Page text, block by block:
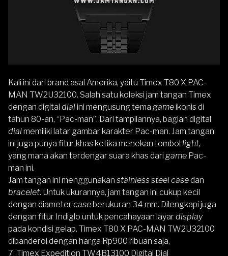
Kali ini dari brand asal Amerika, yaitu Timex T80 X PAC-
MAN TW2U32100. Salah satu koleksi jam tangan Timex
dengan digital dialini mengusung tema gameikonis di
tahun 80-an, “Pac-man”. Dari tampilannya, bagian digital
dialmemiliki latar gambar karakter Pac-man. Jam tangan
ini juga punya fitur khas ketika menekan tombol light,
yang mana akan terdengar suara khas dari game Pac-
man ini.
Jam tangan ini menggunakan stainless steel casedan
bracelet. Untuk ukurannya, jam tangan ini cukup kecil
dengan diameter caseberukuran 34 mm. Dilengkapi juga
dengan fitur Indiglo untuk pencahayaan layar display
pada kondisi gelap. Timex T80 X PAC-MAN TW2U32100
dibanderol dengan harga Rp900 ribuan saja,
7. Timex Expedition TW4B13100 Digital Dial